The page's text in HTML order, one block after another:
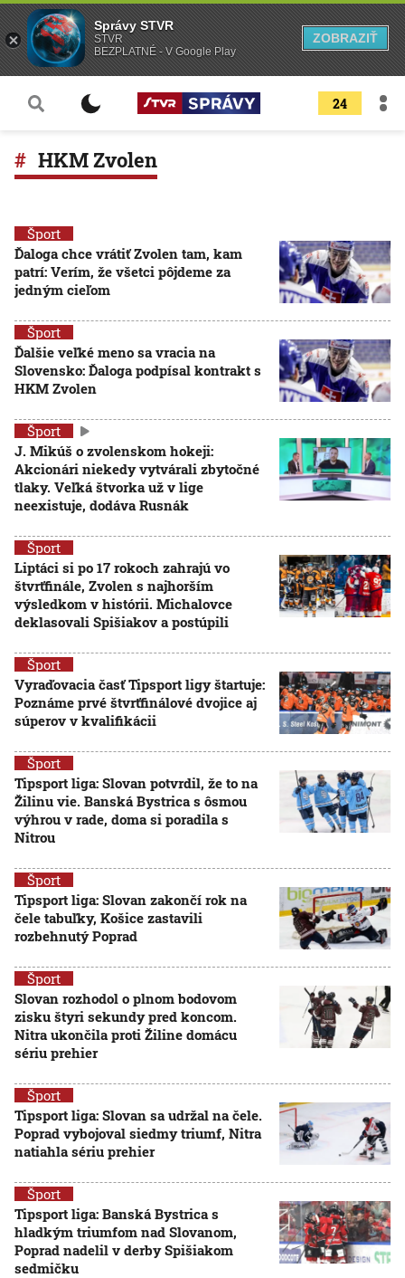
24
HKM Zvolen
Šport
Ďaloga chce vrátiť Zvolen tam, kam
patrí: Verím, že všetci pôjdeme za
jedným cieľom
Šport
Ďalšie veľké meno sa vracia na
Slovensko: Ďaloga podpísal kontrakt s
HKM Zvolen
Šport
J. Mikúš o zvolenskom hokeji:
Akcionári niekedy vytvárali zbytočné
tlaky. Veľká štvorka už v lige
neexistuje, dodáva Rusnák
Šport
Liptáci si po 17 rokoch zahrajú vo
štvrťfinále, Zvolen s najhorším
výsledkom v histórii. Michalovce
deklasovali Spišiakov a postúpili
Šport
Vyraďovacia časť Tipsport ligy štartuje:
Poznáme prvé štvrťfinálové dvojice aj
súperov v kvalifikácii
Šport
Tipsport liga: Slovan potvrdil, že to na
Žilinu vie. Banská Bystrica s ôsmou
výhrou v rade, doma si poradila s
Nitrou
Šport
Tipsport liga: Slovan zakončí rok na
čele tabuľky, Košice zastavili
rozbehnutý Poprad
Šport
Slovan rozhodol o plnom bodovom
zisku štyri sekundy pred koncom.
Nitra ukončila proti Žiline domácu
sériu prehier
Šport
Tipsport liga: Slovan sa udržal na čele.
Poprad vybojoval siedmy triumf, Nitra
natiahla sériu prehier
Šport
Tipsport liga: Banská Bystrica s
hladkým triumfom nad Slovanom,
Poprad nadelil v derby Spišiakom
sedmičku
Správy STVR
STVR
BEZPLATNÉ - V Google Play
ZOBRAZIŤ